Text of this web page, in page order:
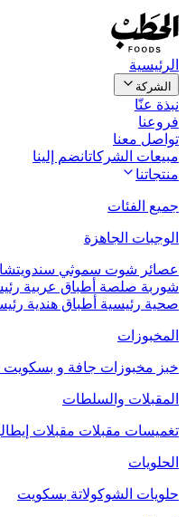
الرئيسية
الشركة
نبذة عنّا
فروعنا
تواصل معنا
مبيعات الشركاتانضم إلينا
منتجاتنا
جميع الفئات
الوجبات الجاهزة
عصائر شوت سموثي
شوربة صلصة أطباق عربية
صحية رئيسية أطباق هندية
المخبوزات
خبز مخبوزات جافة و بسكويت
المقبلات والسلطات
تغميسات مقبلات مقبلات
الحلويات
حلويات الشوكولاتة بسكويت